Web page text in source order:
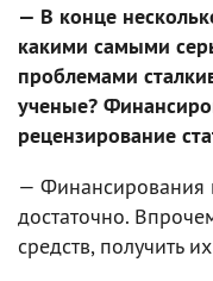
— В конце
какими самыми
проблемами
ученые?
рецензирование
— Финансирования
достаточно.
средств, получить